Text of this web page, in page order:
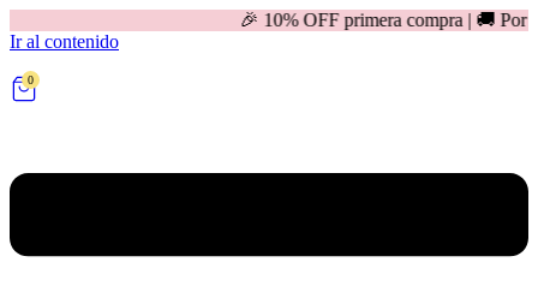
🎉 10% OFF primera compra | 🚚 Por compras
Ir al contenido
0